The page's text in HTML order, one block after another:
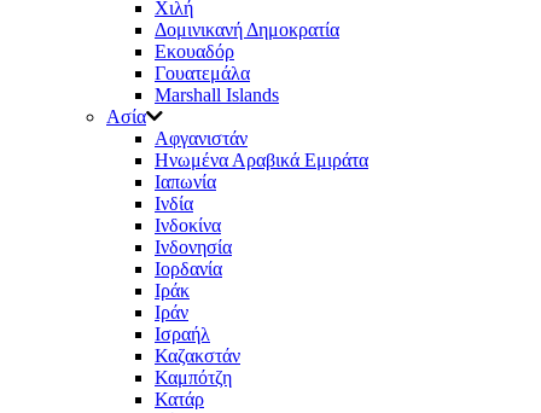
Χιλή
Δομινικανή Δημοκρατία
Εκουαδόρ
Γουατεμάλα
Marshall Islands
Ασία
Αφγανιστάν
Ηνωμένα Αραβικά Εμιράτα
Ιαπωνία
Ινδία
Ινδοκίνα
Ινδονησία
Ιορδανία
Ιράκ
Ιράν
Ισραήλ
Καζακστάν
Καμπότζη
Κατάρ